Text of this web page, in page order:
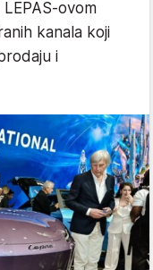
ovom
kanala koji
i